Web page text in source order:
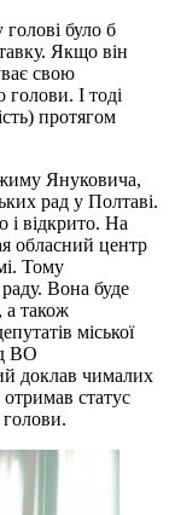
було б
Якщо він
свою
голови. І тоді
протягом
Януковича,
рад у Полтаві.
і відкрито. На
обласний центр
Тому
Вона буде
а також
міської
ВО
доклав чималих
статус